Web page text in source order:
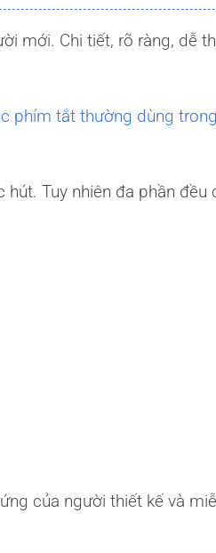
mới. Chi tiết, rõ ràng, dễ
phím tắt thường dùng
Tuy nhiên đa phần đều
của người thiết kế và